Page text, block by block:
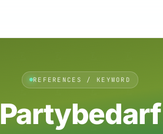
REFERENCES / KEYWORD
Partybedarf